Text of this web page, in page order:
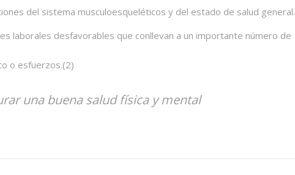
del sistema musculoesqueléticos y del estado de salud general.
laborales desfavorables que conllevan a un importante número de
o esfuerzos.(2)
una buena salud física y mental